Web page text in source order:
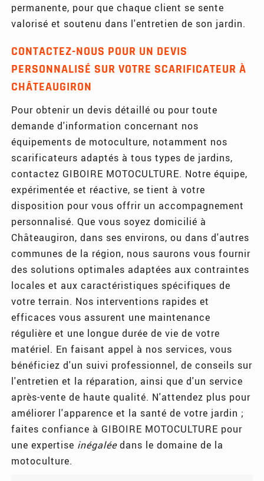
permanente, pour que chaque client se sente
valorisé et soutenu dans l'entretien de son jardin.
CONTACTEZ-NOUS POUR UN DEVIS
PERSONNALISÉ SUR VOTRE SCARIFICATEUR À
CHÂTEAUGIRON
Pour obtenir un devis détaillé ou pour toute
demande d'information concernant nos
équipements de motoculture, notamment nos
scarificateurs adaptés à tous types de jardins,
contactez GIBOIRE MOTOCULTURE. Notre équipe,
expérimentée et réactive, se tient à votre
disposition pour vous offrir un accompagnement
personnalisé. Que vous soyez domicilié à
Châteaugiron, dans ses environs, ou dans d'autres
communes de la région, nous saurons vous fournir
des solutions optimales adaptées aux contraintes
locales et aux caractéristiques spécifiques de
votre terrain. Nos interventions rapides et
efficaces vous assurent une maintenance
régulière et une longue durée de vie de votre
matériel. En faisant appel à nos services, vous
bénéficiez d'un suivi professionnel, de conseils sur
l'entretien et la réparation, ainsi que d'un service
après-vente de haute qualité. N'attendez plus pour
améliorer l'apparence et la santé de votre jardin ;
faites confiance à GIBOIRE MOTOCULTURE pour
une expertise inégaléedans le domaine de la
motoculture.